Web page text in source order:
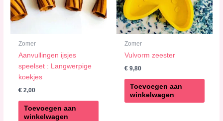
Zomer
Aanvullingen ijsjes
speelset : Langwerpige
koekjes
€ 2,00
Toevoegen aan
winkelwagen
Zomer
Vulvorm zeester
€ 9,80
Toevoegen aan
winkelwagen